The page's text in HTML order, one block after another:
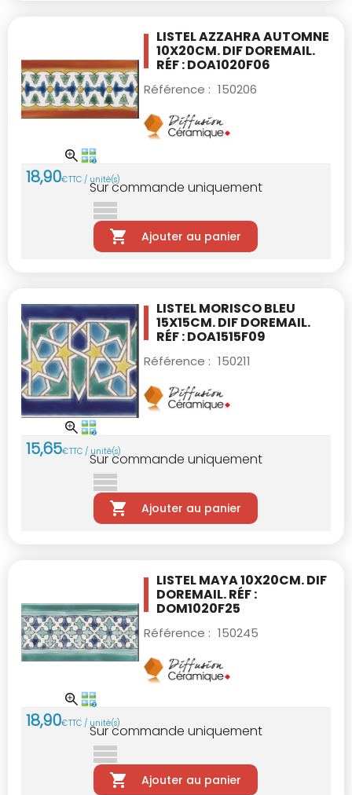
LISTEL AZZAHRA AUTOMNE
10X20CM.DIF DOREMAIL.
RÉF : DOA1020F06
Référence : 150206
18,90€TTC / unité(s)
Sur commande uniquement
Ajouter au panier
LISTEL MORISCO BLEU
15X15CM.DIF DOREMAIL.
RÉF : DOA1515F09
Référence : 150211
15,65€TTC / unité(s)
Sur commande uniquement
Ajouter au panier
LISTEL MAYA 10X20CM.DIF
DOREMAIL. RÉF :
DOM1020F25
Référence : 150245
18,90€TTC / unité(s)
Sur commande uniquement
Ajouter au panier